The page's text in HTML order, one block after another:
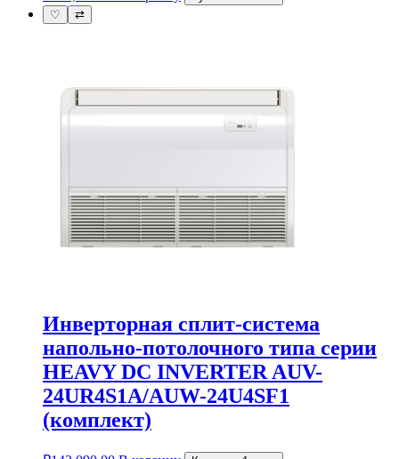
♡
⇄
Инверторная сплит-система
напольно-потолочного типа серии
HEAVY DC INVERTER AUV-
24UR4S1A/AUW-24U4SF1
(комплект)